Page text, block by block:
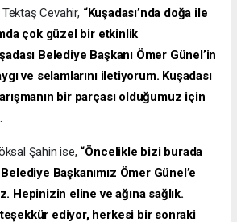
Cevahir, “Kuşadası’nda doğa ile
çok güzel bir etkinlik
Belediye Başkanı Ömer Günel’in
ve selamlarını iletiyorum. Kuşadası
bir parçası olduğumuz için
Şahin ise, “Öncelikle bizi burada
Başkanımız Ömer Günel’e
Hepinizin eline ve ağına sağlık.
ediyor, herkesi bir sonraki